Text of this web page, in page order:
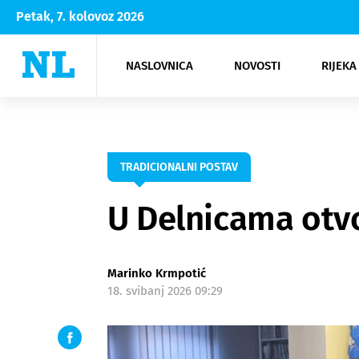
Petak, 7. kolovoz 2026
NASLOVNICA NOVOSTI
Rijeka Opatija
NK
Moda
Kultura
TRADICIONALNI POSTAV
U Delnicama
Marinko Krmpotić
18. svibanj 2026 09:29